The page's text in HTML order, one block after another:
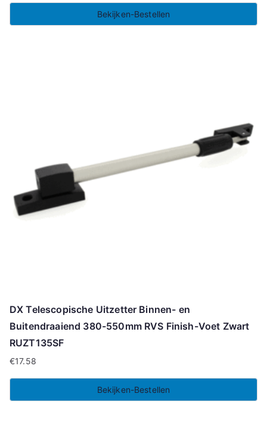
Bekijken-Bestellen
DX Telescopische Uitzetter Binnen- en
Buitendraaiend 380-550mm RVS Finish-Voet Zwart
RUZT135SF
€17.58
Bekijken-Bestellen